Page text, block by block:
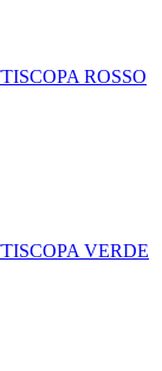
ROSSO
VERDE